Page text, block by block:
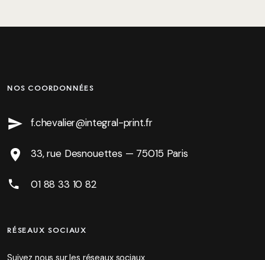
NOS COORDONNÉES
f.chevalier@integral-print.fr
33, rue Desnouettes — 75015 Paris
01 88 33 10 82
RÉSEAUX SOCIAUX
Suivez nous sur les réseaux sociaux